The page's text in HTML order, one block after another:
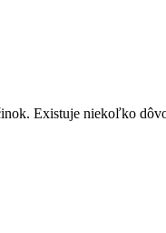
Existuje ​niekoľko